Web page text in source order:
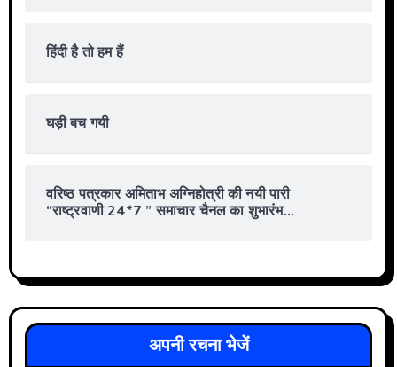
हिंदी है तो हम हैं
घड़ी बच गयी
वरिष्ठ पत्रकार अमिताभ अग्निहोत्री की नयी पारी
“राष्ट्रवाणी 24*7 ” समाचार चैनल का शुभारंभ…
अपनी रचना भेजें